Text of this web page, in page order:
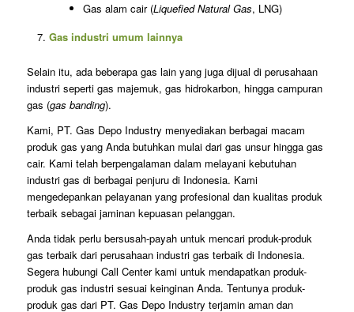
Gas alam cair (Liquefied Natural Gas, LNG)
Gas industri umum lainnya
Selain itu, ada beberapa gas lain yang juga dijual di perusahaan
industri seperti gas majemuk, gas hidrokarbon, hingga campuran
gas (gas banding).
Kami, PT. Gas Depo Industry menyediakan berbagai macam
produk gas yang Anda butuhkan mulai dari gas unsur hingga gas
cair. Kami telah berpengalaman dalam melayani kebutuhan
industri gas di berbagai penjuru di Indonesia. Kami
mengedepankan pelayanan yang profesional dan kualitas produk
terbaik sebagai jaminan kepuasan pelanggan.
Anda tidak perlu bersusah-payah untuk mencari produk-produk
gas terbaik dari perusahaan industri gas terbaik di Indonesia.
Segera hubungi Call Center kami untuk mendapatkan produk-
produk gas industri sesuai keinginan Anda. Tentunya produk-
produk gas dari PT. Gas Depo Industry terjamin aman dan